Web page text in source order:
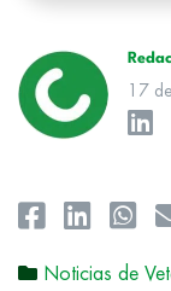
17
Noticias de